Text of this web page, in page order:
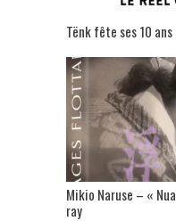
Tënk fête ses 10
Mikio Naruse – «
ray